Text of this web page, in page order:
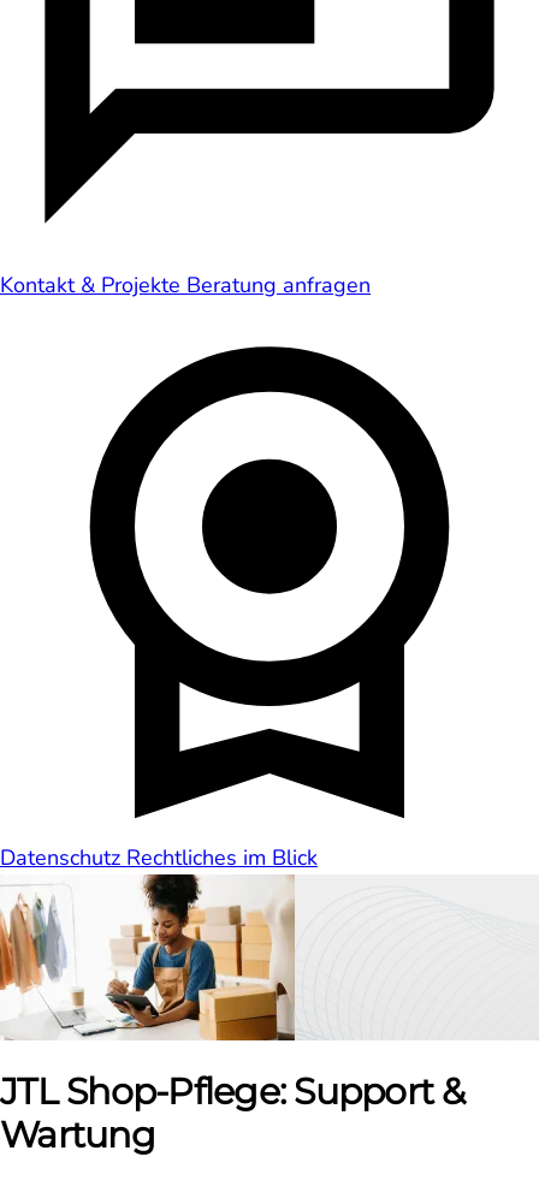
Kontakt & Projekte Beratung anfragen
Datenschutz Rechtliches im Blick
JTL Shop-Pflege: Support &
Wartung